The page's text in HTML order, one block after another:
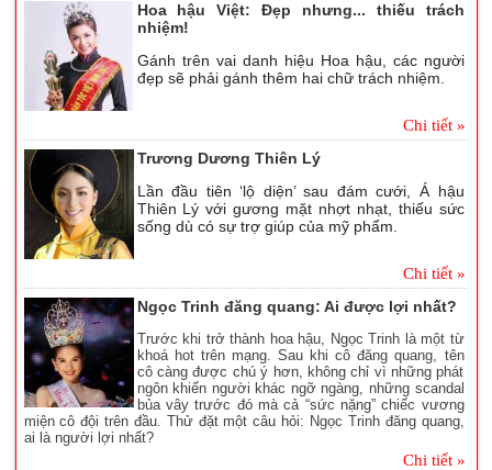
Hoa hậu Việt: Đẹp nhưng... thiếu trách
nhiệm!
Gánh trên vai danh hiệu Hoa hậu, các người
đẹp sẽ phải gánh thêm hai chữ trách nhiệm.
Chi tiết »
Trương Dương Thiên Lý
Lần đầu tiên ‘lộ diện’ sau đám cưới, Á hậu
Thiên Lý với gương mặt nhợt nhạt, thiếu sức
sống dù có sự trợ giúp của mỹ phẩm.
Chi tiết »
Ngọc Trinh đăng quang: Ai được lợi nhất?
Trước khi trở thành hoa hậu, Ngọc Trinh là một từ
khoá hot trên mạng. Sau khi cô đăng quang, tên
cô càng được chú ý hơn, không chỉ vì những phát
ngôn khiến người khác ngỡ ngàng, những scandal
bủa vây trước đó mà cả “sức nặng” chiếc vương
miện cô đội trên đầu. Thử đặt một câu hỏi: Ngọc Trinh đăng quang,
ai là người lợi nhất?
Chi tiết »